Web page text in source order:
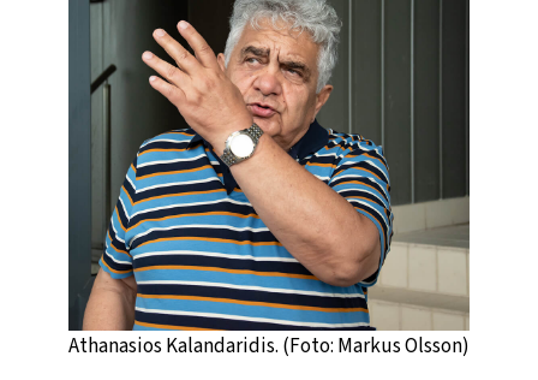
Athanasios Kalandaridis. (Foto: Markus Olsson)